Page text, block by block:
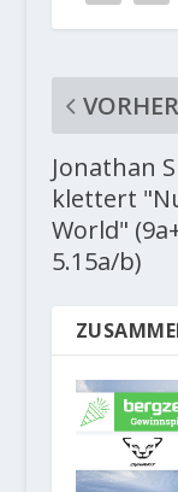
Jonathan
klettert
World"
5.15a/b)